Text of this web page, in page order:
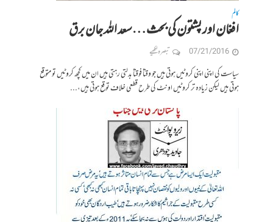
کالم
افغان اور پشتون کی بحث…سعد اللہ جان برق
07/21/2016 تبصرہ لکھیے
سیاست کی اپنی اپنی کروٹیں ہوتی ہیں جو وقتاً فوقتاً بدلتی رہتی ہیں ان میں کچھ کروٹیں تو متوقع
ہوتی ہیں لیکن زیادہ تر کروٹیں اونٹ کی طرح قطعی خلاف توقع ہوتی ہیں،...